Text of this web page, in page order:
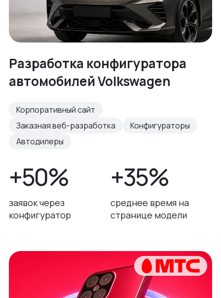
Разработка конфигуратора
автомобилей Volkswagen
Корпоративный сайт
Заказная веб-разработка
Конфигураторы
Автодилеры
+50%
заявок через
конфигуратор
+35%
среднее время на
странице модели